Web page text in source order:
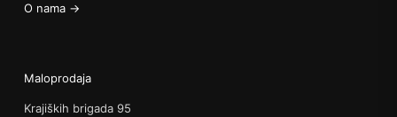
O nama →
Maloprodaja
Krajiških brigada 95